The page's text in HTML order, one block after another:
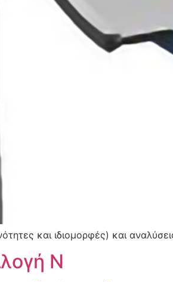
και ιδιομορφές) και
Ν